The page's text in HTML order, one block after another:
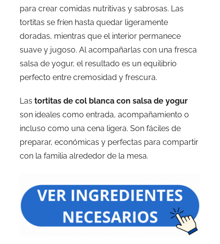
para crear comidas nutritivas y sabrosas. Las
tortitas se fríen hasta quedar ligeramente
doradas, mientras que el interior permanece
suave y jugoso. Al acompañarlas con una fresca
salsa de yogur, el resultado es un equilibrio
perfecto entre cremosidad y frescura.
Las tortitas de col blanca con salsa de yogur
son ideales como entrada, acompañamiento o
incluso como una cena ligera. Son fáciles de
preparar, económicas y perfectas para compartir
con la familia alrededor de la mesa.